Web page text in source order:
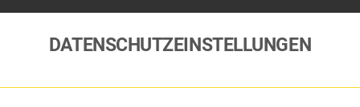
DATENSCHUTZEINSTELLUNGEN